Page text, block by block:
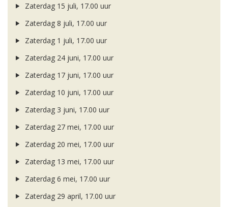
Zaterdag 15 juli, 17.00 uur
Zaterdag 8 juli, 17.00 uur
Zaterdag 1 juli, 17.00 uur
Zaterdag 24 juni, 17.00 uur
Zaterdag 17 juni, 17.00 uur
Zaterdag 10 juni, 17.00 uur
Zaterdag 3 juni, 17.00 uur
Zaterdag 27 mei, 17.00 uur
Zaterdag 20 mei, 17.00 uur
Zaterdag 13 mei, 17.00 uur
Zaterdag 6 mei, 17.00 uur
Zaterdag 29 april, 17.00 uur